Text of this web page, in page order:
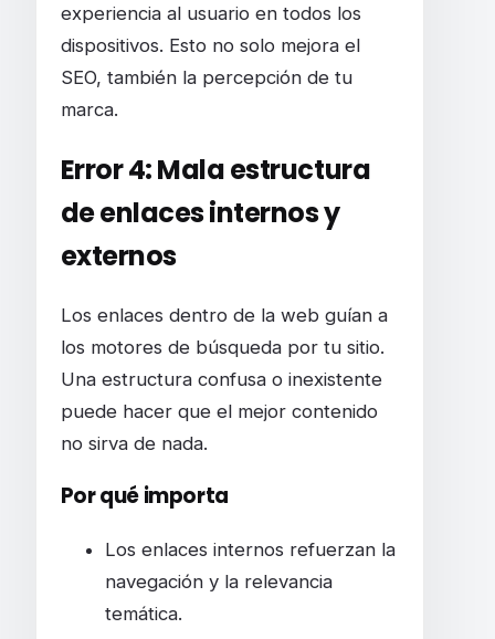
experiencia al usuario en todos los
dispositivos. Esto no solo mejora el
SEO, también la percepción de tu
marca.
Error 4: Mala estructura
de enlaces internos y
externos
Los enlaces dentro de la web guían a
los motores de búsqueda por tu sitio.
Una estructura confusa o inexistente
puede hacer que el mejor contenido
no sirva de nada.
Por qué importa
Los enlaces internos refuerzan la
navegación y la relevancia
temática.